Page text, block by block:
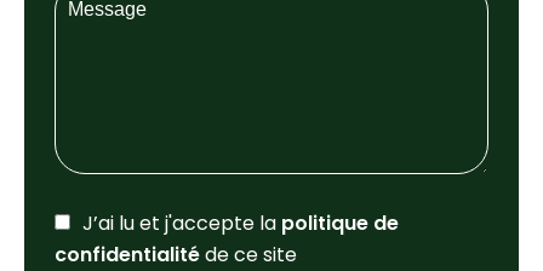
J’ai lu et j'accepte la politique de
confidentialitéde ce site